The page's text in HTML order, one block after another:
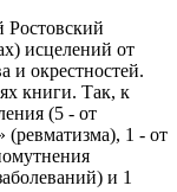
исцелений от
и окрестностей.
книги. Так, к
(5 - от
(ревматизма), 1 - от
и 1